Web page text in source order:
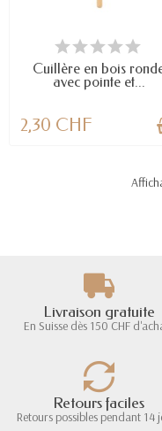
DERNIERS ARTICLES EN
Cuillère en bois
avec pointe et...
2,30 CHF
Livraison gratuite
En Suisse dès 150 CHF
Retours faciles
Retours possibles pendant 14